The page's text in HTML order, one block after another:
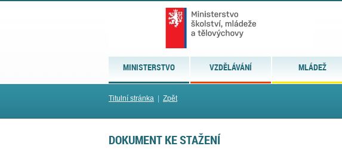
MINISTERSTVO VZDĚLÁVÁNÍ MLÁDEŽ
Titulní stránka Zpět
DOKUMENT KE STAŽENÍ